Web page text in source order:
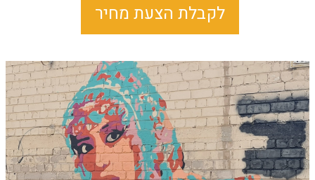
לקבלת הצעת מחיר